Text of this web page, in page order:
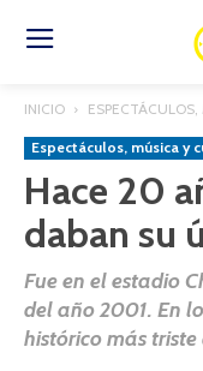
INICIO
Espectáculos, música y
Hace 20
daban su
Fue en el estadio
del año 2001. En
histórico más